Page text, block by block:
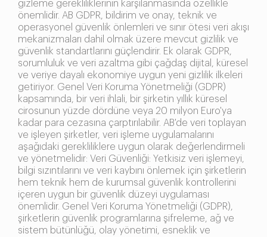
gizleme gerekliliklerinin karşılanmasında özellikle
önemlidir. AB GDPR, bildirim ve onay, teknik ve
operasyonel güvenlik önlemleri ve sınır ötesi veri akışı
mekanizmaları dahil olmak üzere mevcut gizlilik ve
güvenlik standartlarını güçlendirir. Ek olarak GDPR,
sorumluluk ve veri azaltma gibi çağdaş dijital, küresel
ve veriye dayalı ekonomiye uygun yeni gizlilik ilkeleri
getiriyor. Genel Veri Koruma Yönetmeliği (GDPR)
kapsamında, bir veri ihlali, bir şirketin yıllık küresel
cirosunun yüzde dördüne veya 20 milyon Euro'ya
kadar para cezasına çarptırılabilir. AB'de veri toplayan
ve işleyen şirketler, veri işleme uygulamalarını
aşağıdaki gerekliliklere uygun olarak değerlendirmeli
ve yönetmelidir: Veri Güvenliği: Yetkisiz veri işlemeyi,
bilgi sızıntılarını ve veri kaybını önlemek için şirketlerin
hem teknik hem de kurumsal güvenlik kontrollerini
içeren uygun bir güvenlik düzeyi uygulaması
önemlidir. Genel Veri Koruma Yönetmeliği (GDPR),
şirketlerin güvenlik programlarına şifreleme, ağ ve
sistem bütünlüğü, olay yönetimi, esneklik ve